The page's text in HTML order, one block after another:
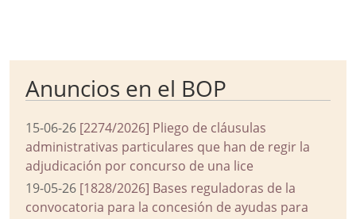
Anuncios en el BOP
15-06-26 [2274/2026] Pliego de cláusulas
administrativas particulares que han de regir la
adjudicación por concurso de una lice
19-05-26 [1828/2026] Bases reguladoras de la
convocatoria para la concesión de ayudas para